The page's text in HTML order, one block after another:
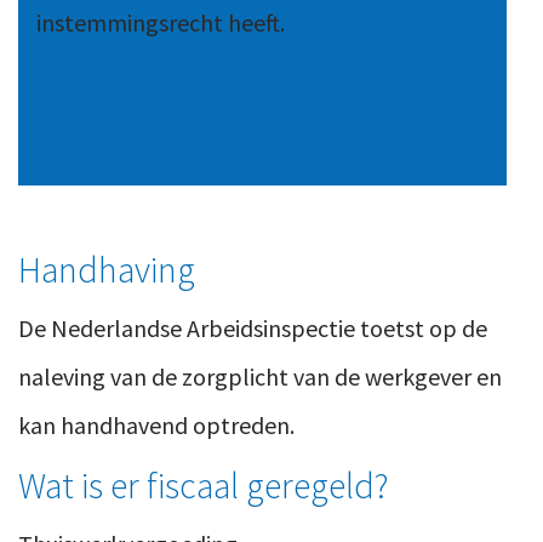
instemmingsrecht heeft.
Handhaving
De Nederlandse Arbeidsinspectie toetst op de
naleving van de zorgplicht van de werkgever en
kan handhavend optreden.
Wat is er fiscaal geregeld?